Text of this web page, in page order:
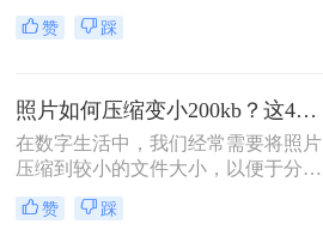
而，有时我们遇到的图片文件过大，
不仅占用存储空间，还影响上传和分
方法，帮助用户轻松解决图片大小问
题。
赞 踩
照片如何压缩变小200kb？这4种压缩方法请务必学会！
在数字生活中，我们经常需要将照片
压缩到较小的文件大小，以便于分
享、上传或存储。那么照片如何压缩
变小200kb呢？本文将介绍四种将照
赞 踩